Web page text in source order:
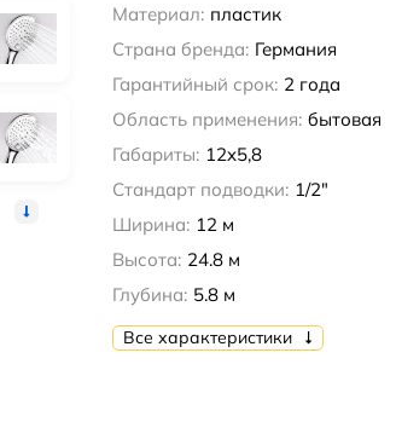
Материал: пластик
Страна бренда: Германия
Гарантийный срок: 2 года
Область применения: бытовая
Габариты: 12x5,8
Стандарт подводки: 1/2"
Ширина: 12 м
Высота: 24.8 м
Глубина: 5.8 м
Все характеристики